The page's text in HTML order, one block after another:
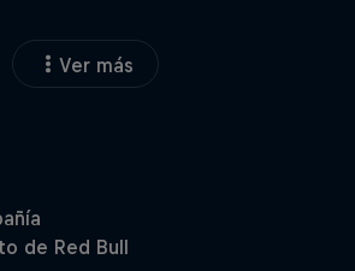
Ver más